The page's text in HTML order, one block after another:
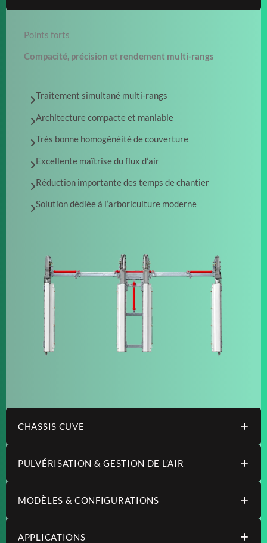
Points forts
Compacité, précision et rendement multi-rangs
Traitement simultané multi-rangs
Architecture compacte et maniable
Très bonne homogénéité de couverture
Excellente maîtrise du flux d’air
Réduction importante des temps de chantier
Solution dédiée à l’arboriculture moderne
CHASSIS CUVE
PULVÉRISATION & GESTION DE L’AIR
MODÈLES & CONFIGURATIONS
APPLICATIONS